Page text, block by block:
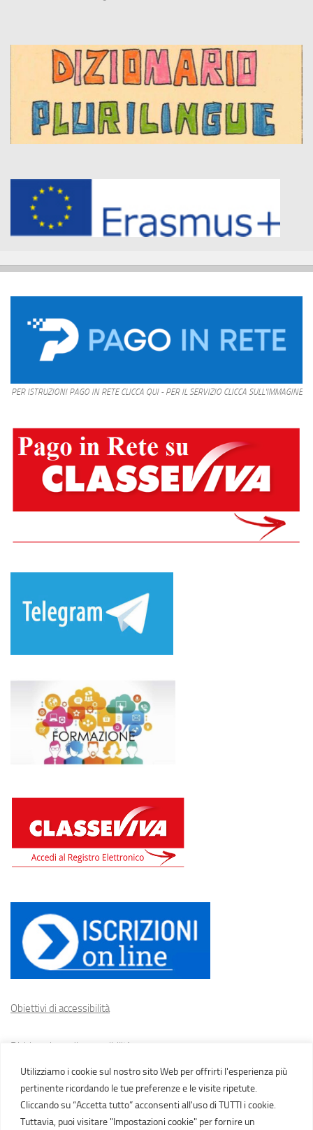
Utilizziamo i cookie sul nostro sito Web per offrirti l'esperienza più
pertinente ricordando le tue preferenze e le visite ripetute.
Cliccando su “Accetta tutto” acconsenti all'uso di TUTTI i cookie.
Tuttavia, puoi visitare "Impostazioni cookie" per fornire un
PER ISTRUZIONI PAGO IN RETE CLICCA QUI - PER IL SERVIZIO CLICCA SULL'IMMAGINE
Obiettivi di accessibilità
Dichiarazione di accessibilità
Cookie policy